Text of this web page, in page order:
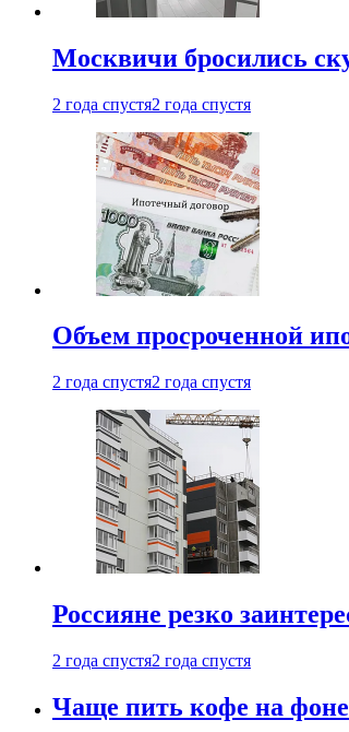
Москвичи бросились
2 года спустя2 года спустя
Объем просроченной
2 года спустя2 года спустя
Россияне резко
2 года спустя2 года спустя
Чаще пить кофе на